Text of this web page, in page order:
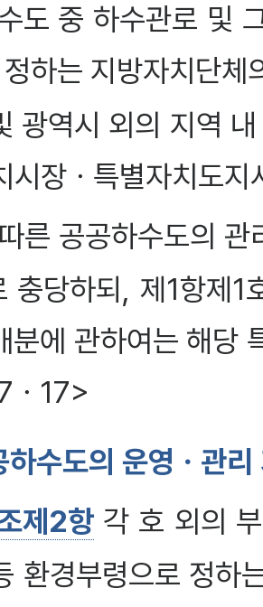
도 중 하수관로 및
하는 지방자치단체
광역시 외의 지역
시장ㆍ특별자치도지
른 공공하수도의
충당하되, 제1항제
분에 관하여는 해당
ㆍ17>
수도의 운영ㆍ관
제2항각 호 외의
환경부령으로 정하